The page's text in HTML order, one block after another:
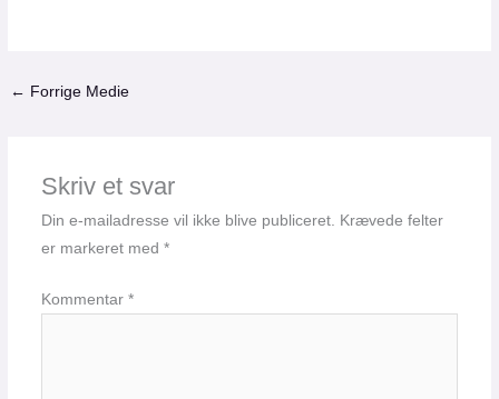
← Forrige Medie
Skriv et svar
Din e-mailadresse vil ikke blive publiceret. Krævede felter
er markeret med *
Kommentar *